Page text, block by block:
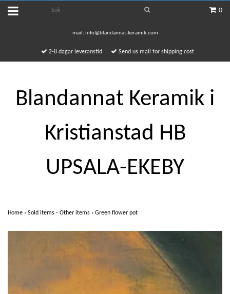
0
mail: info@blandannat-keramik.com
2-8 dagar leveranstid Send us mail for shipping cost
Blandannat Keramik i
Kristianstad HB
UPSALA-EKEBY
Home › Sold items - Other items › Green flower pot